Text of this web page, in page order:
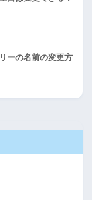
ーの名前の変更方